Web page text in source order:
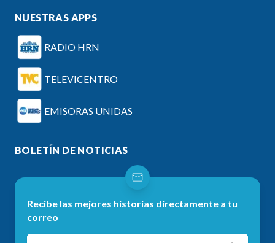
NUESTRAS APPS
RADIO HRN
TELEVICENTRO
EMISORAS UNIDAS
BOLETÍN DE NOTICIAS
Recibe las mejores historias directamente a tu
correo